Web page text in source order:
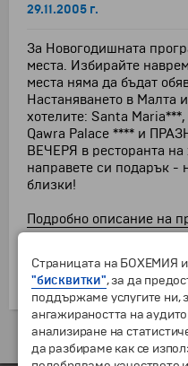
29.11.2005 г.
За Новогодишната
места. Избирайте
места няма да бъдат
Настаняването в Малта
хотелите: Santa
Qawra Palace **** и
ВЕЧЕРЯ в ресторанта на
направете си подарък -
близки!
Подробно описание на
Страницата на БОХЕМИЯ
"бисквитки", за да
поддържаме услугите ни,
ангажираността на
анализиране на
да разбираме как се